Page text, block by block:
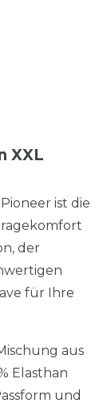
XXL
ist die
der
für Ihre
aus
Elasthan
und